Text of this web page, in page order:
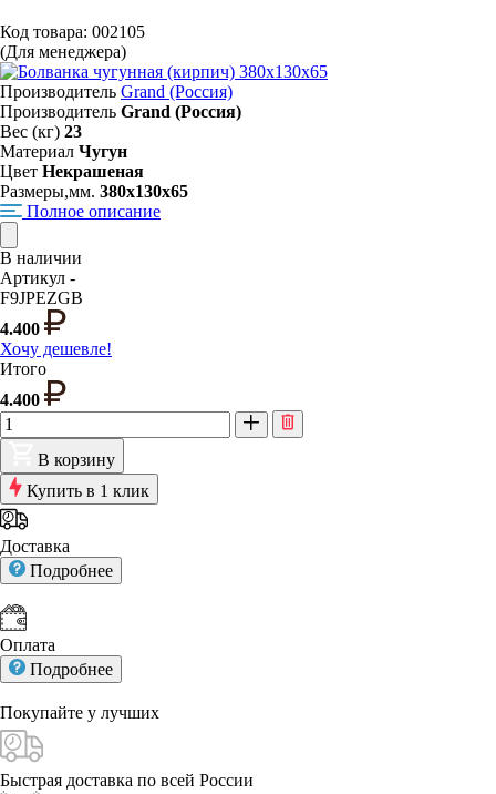
Код товара: 002105
(Для менеджера)
Производитель Grand (Россия)
Производитель Grand (Россия)
Вес (кг) 23
Материал Чугун
Цвет Некрашеная
Размеры,мм. 380х130х65
Полное описание
В наличии
Артикул -
F9JPEZGB
4.400
Хочу дешевле!
Итого
4.400
В корзину
Купить в 1 клик
Доставка
Подробнее
Оплата
Подробнее
Покупайте у лучших
Быстрая доставка по всей России